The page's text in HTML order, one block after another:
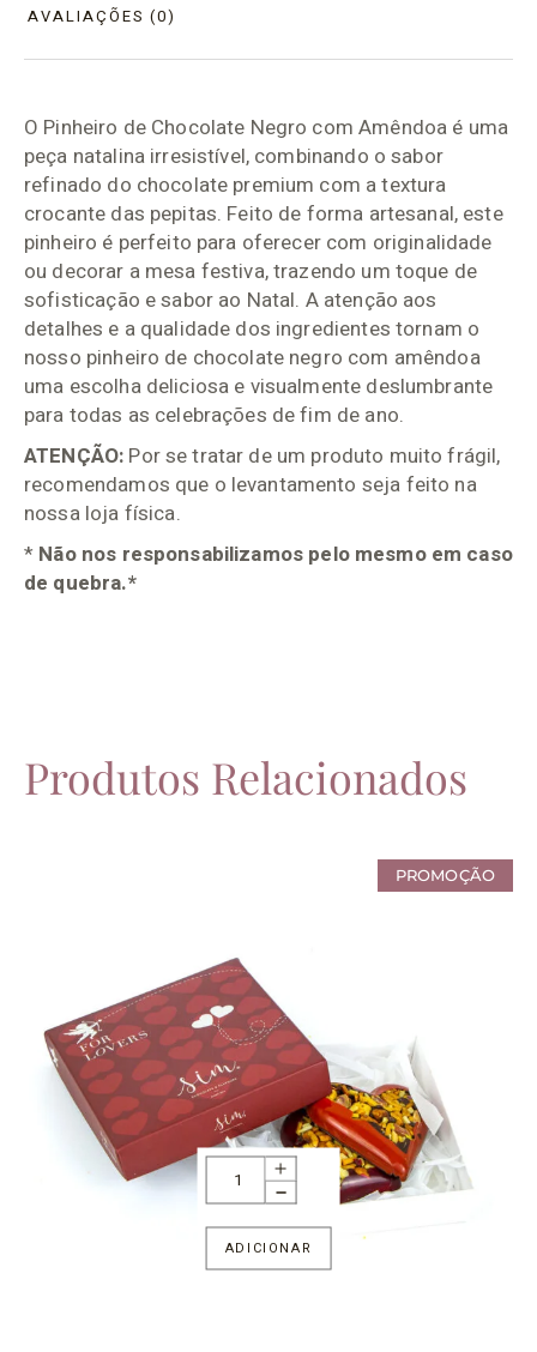
AVALIAÇÕES (0)
O Pinheiro de Chocolate Negro com Amêndoa é uma
peça natalina irresistível, combinando o sabor
refinado do chocolate premium com a textura
crocante das pepitas. Feito de forma artesanal, este
pinheiro é perfeito para oferecer com originalidade
ou decorar a mesa festiva, trazendo um toque de
sofisticação e sabor ao Natal. A atenção aos
detalhes e a qualidade dos ingredientes tornam o
nosso pinheiro de chocolate negro com amêndoa
uma escolha deliciosa e visualmente deslumbrante
para todas as celebrações de fim de ano.
ATENÇÃO: Por se tratar de um produto muito frágil,
recomendamos que o levantamento seja feito na
nossa loja física.
* Não nos responsabilizamos pelo mesmo em caso
de quebra.*
Produtos Relacionados
PROMOÇÃO
ADICIONAR